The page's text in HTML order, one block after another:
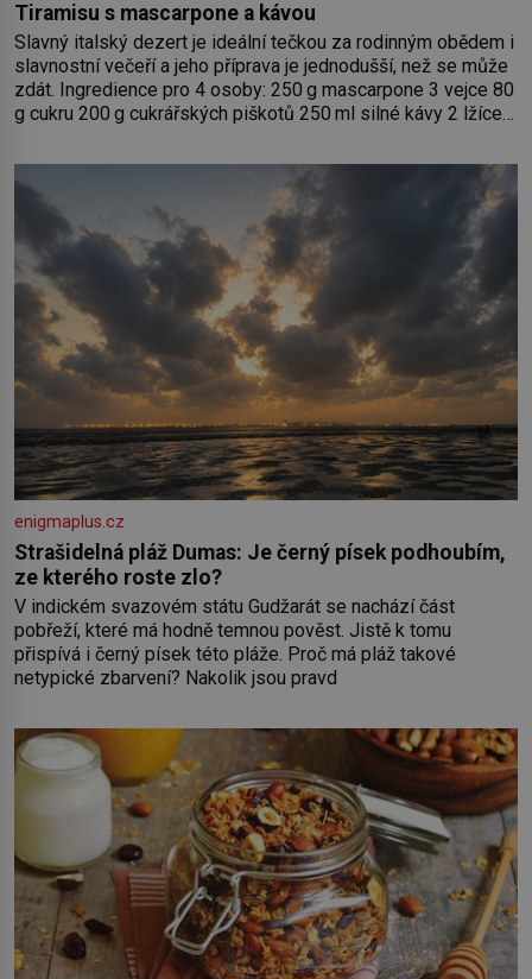
Tiramisu s mascarpone a kávou
Slavný italský dezert je ideální tečkou za rodinným obědem i
slavnostní večeří a jeho příprava je jednodušší, než se může
zdát. Ingredience pro 4 osoby: 250 g mascarpone 3 vejce 80
g cukru 200 g cukrářských piškotů 250 ml silné kávy 2 lžíce
bílků. Žloutky vyšlehejte s cukrem do světlé pěny a postupně
do nich vmíchejte mascarpone, aby vznikl hladký
enigmaplus.cz
Strašidelná pláž Dumas: Je černý písek podhoubím,
ze kterého roste zlo?
V indickém svazovém státu Gudžarát se nachází část
pobřeží, které má hodně temnou pověst. Jistě k tomu
přispívá i černý písek této pláže. Proč má pláž takové
netypické zbarvení? Nakolik jsou pravd